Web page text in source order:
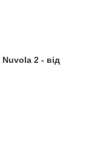
Nuvola 2 - від